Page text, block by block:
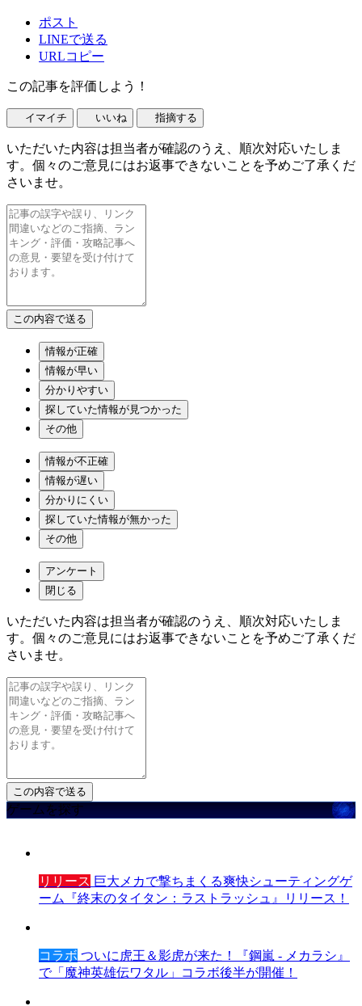
ポスト
LINEで送る
URLコピー
この記事を評価しよう！
イマイチ いいね 指摘する
いただいた内容は担当者が確認のうえ、順次対応いたしま
す。個々のご意見にはお返事できないことを予めご了承くだ
さいませ。
情報が正確
情報が早い
分かりやすい
探していた情報が見つかった
その他
情報が不正確
情報が遅い
分かりにくい
探していた情報が無かった
その他
アンケート
閉じる
いただいた内容は担当者が確認のうえ、順次対応いたしま
す。個々のご意見にはお返事できないことを予めご了承くだ
さいませ。
ゲームを探す
リリース 巨大メカで撃ちまくる爽快シューティングゲ
ーム『終末のタイタン：ラストラッシュ』リリース！
コラボ ついに虎王＆影虎が来た！『鋼嵐 - メカラシ』
で「魔神英雄伝ワタル」コラボ後半が開催！